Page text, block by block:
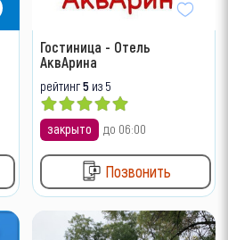
Гостиница - Отель
АквАрина
рейтинг5 из 5
закрыто до 06:00
Позвонить